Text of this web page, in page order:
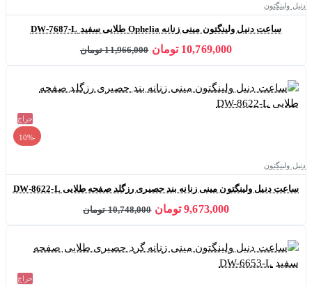
دنیل ولینگتون
ساعت دنیل ولینگتون مینی زنانه Ophelia طلایی سفید DW-7687-L
10,769,000 تومان 11,966,000 تومان
حراج
-10%
دنیل ولینگتون
ساعت دنیل ولینگتون مینی زنانه بند حصیری رزگلد صفحه طلایی DW-8622-L
9,673,000 تومان 10,748,000 تومان
حراج